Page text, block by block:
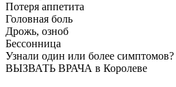
Потеря аппетита
Головная боль
Дрожь, озноб
Бессонница
Узнали один или более симптомов?
ВЫЗВАТЬ ВРАЧА в Королеве